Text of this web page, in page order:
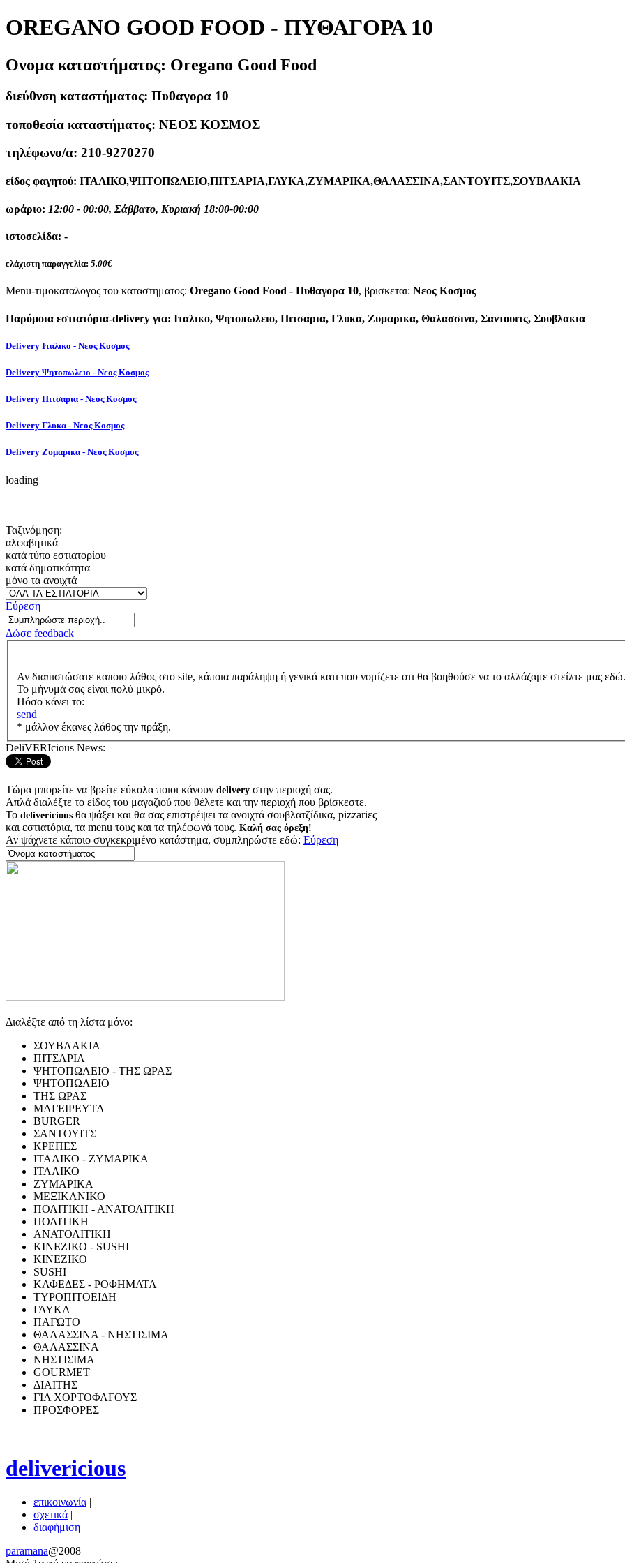
OREGANO GOOD FOOD - ΠΥΘΑΓΟΡΑ 10
Ονομα καταστήματος: Oregano Good Food
διεύθνση καταστήματος: Πυθαγορα 10
τοποθεσία καταστήματος: ΝΕΟΣ ΚΟΣΜΟΣ
τηλέφωνο/α: 210-9270270
είδος φαγητού: ΙΤΑΛΙΚΟ,ΨΗΤΟΠΩΛΕΙΟ,ΠΙΤΣΑΡΙΑ,ΓΛΥΚΑ,ΖΥΜΑΡΙΚΑ,ΘΑΛΑΣΣΙΝΑ,ΣΑΝΤΟΥΙΤΣ,ΣΟΥΒΛΑΚΙΑ
ωράριο: 12:00 - 00:00, Σάββατο, Κυριακή 18:00-00:00
ιστοσελίδα: -
ελάχιστη παραγγελία: 5.00€
Menu-τιμοκαταλογος του καταστηματος: Oregano Good Food - Πυθαγορα 10, βρισκεται: Νεος Κοσμος
Παρόμοια εστιατόρια-delivery για: Ιταλικο, Ψητοπωλειο, Πιτσαρια, Γλυκα, Ζυμαρικα, Θαλασσινα, Σαντουιτς, Σουβλακια
Delivery Ιταλικο - Νεος Κοσμος
Delivery Ψητοπωλειο - Νεος Κοσμος
Delivery Πιτσαρια - Νεος Κοσμος
Delivery Γλυκα - Νεος Κοσμος
Delivery Ζυμαρικα - Νεος Κοσμος
loading
Ταξινόμηση:
αλφαβητικά
κατά τύπο εστιατορίου
κατά δημοτικότητα
μόνο τα ανοιχτά
Εύρεση
Δώσε feedback
Αν διαπιστώσατε καποιο λάθος στο site, κάποια παράληψη ή γενικά κατι που νομίζετε οτι θα βοηθούσε να το αλλάζαμε στείλτε μας
Το μήνυμά σας είναι πολύ μικρό.
Πόσο κάνει το:
send
* μάλλον έκανες λάθος την πράξη.
DeliVERIcious News:
Τώρα μπορείτε να βρείτε εύκολα ποιοι κάνουν delivery στην περιοχή σας.
Απλά διαλέξτε το είδος του μαγαζιού που θέλετε και την περιοχή που βρίσκεστε.
Το delivericious θα ψάξει και θα σας επιστρέψει τα ανοιχτά σουβλατζίδικα, pizzariες
και εστιατόρια, τα menu τους και τα τηλέφωνά τους. Καλή σας όρεξη!
Αν ψάχνετε κάποιο συγκεκριμένο κατάστημα, συμπληρώστε εδώ: Εύρεση
Διαλέξτε από τη λίστα μόνο:
ΣΟΥΒΛΑΚΙΑ
ΠΙΤΣΑΡΙΑ
ΨΗΤΟΠΩΛΕΙΟ - ΤΗΣ ΩΡΑΣ
ΨΗΤΟΠΩΛΕΙΟ
ΤΗΣ ΩΡΑΣ
ΜΑΓΕΙΡΕΥΤΑ
BURGER
ΣΑΝΤΟΥΙΤΣ
ΚΡΕΠΕΣ
ΙΤΑΛΙΚΟ - ΖΥΜΑΡΙΚΑ
ΙΤΑΛΙΚΟ
ΖΥΜΑΡΙΚΑ
ΜΕΞΙΚΑΝΙΚΟ
ΠΟΛΙΤΙΚΗ - ΑΝΑΤΟΛΙΤΙΚΗ
ΠΟΛΙΤΙΚΗ
ΑΝΑΤΟΛΙΤΙΚΗ
ΚΙΝΕΖΙΚΟ - SUSHI
ΚΙΝΕΖΙΚΟ
SUSHI
ΚΑΦΕΔΕΣ - ΡΟΦΗΜΑΤΑ
ΤΥΡΟΠΙΤΟΕΙΔΗ
ΓΛΥΚΑ
ΠΑΓΩΤΟ
ΘΑΛΑΣΣΙΝΑ - ΝΗΣΤΙΣΙΜΑ
ΘΑΛΑΣΣΙΝΑ
ΝΗΣΤΙΣΙΜΑ
GOURMET
ΔΙΑΙΤΗΣ
ΓΙΑ ΧΟΡΤΟΦΑΓΟΥΣ
ΠΡΟΣΦΟΡΕΣ
delivericious
επικοινωνία |
σχετικά |
διαφήμιση
paramana@2008